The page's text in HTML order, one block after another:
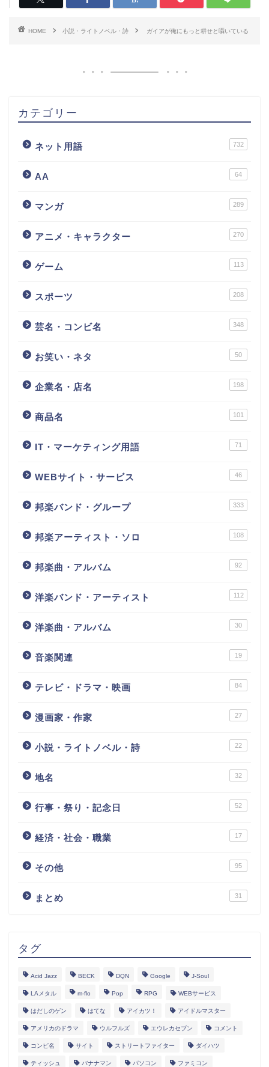
HOME 小説・ライトノベル・詩 ガイアが俺にもっと耕せと囁いている
カテゴリー
ネット用語 732
AA 64
マンガ 289
アニメ・キャラクター 270
ゲーム 113
スポーツ 208
芸名・コンビ名 348
お笑い・ネタ 50
企業名・店名 198
商品名 101
IT・マーケティング用語 71
WEBサイト・サービス 46
邦楽バンド・グループ 333
邦楽アーティスト・ソロ 108
邦楽曲・アルバム 92
洋楽バンド・アーティスト 112
洋楽曲・アルバム 30
音楽関連 19
テレビ・ドラマ・映画 84
漫画家・作家 27
小説・ライトノベル・詩 22
地名 32
行事・祭り・記念日 52
経済・社会・職業 17
その他 95
まとめ 31
タグ
Acid Jazz BECK DQN Google J-Soul
LAメタル m-flo Pop RPG WEBサービス
はだしのゲン はてな アイカツ！ アイドルマスター
アメリカのドラマ ウルフルズ エウレカセブン コメント
コンピ名 サイト ストリートファイター ダイハツ
ティッシュ バナナマン パソコン ファミコン